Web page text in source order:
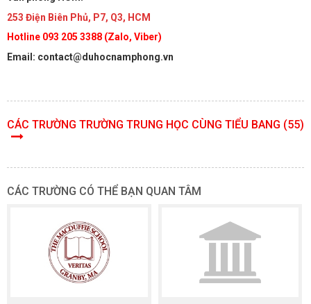
253 Điện Biên Phủ, P7, Q3, HCM
Hotline 093 205 3388 (Zalo, Viber)
Email: contact@duhocnamphong.vn
CÁC TRƯỜNG TRƯỜNG TRUNG HỌC CÙNG TIỂU BANG (55)
CÁC TRƯỜNG CÓ THỂ BẠN QUAN TÂM